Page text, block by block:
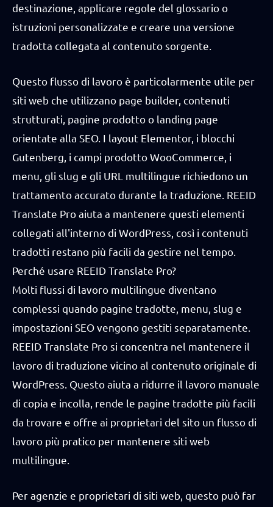
destinazione, applicare regole del glossario o
istruzioni personalizzate e creare una versione
tradotta collegata al contenuto sorgente.
Questo flusso di lavoro è particolarmente utile per
siti web che utilizzano page builder, contenuti
strutturati, pagine prodotto o landing page
orientate alla SEO. I layout Elementor, i blocchi
Gutenberg, i campi prodotto WooCommerce, i
menu, gli slug e gli URL multilingue richiedono un
trattamento accurato durante la traduzione. REEID
Translate Pro aiuta a mantenere questi elementi
collegati all'interno di WordPress, così i contenuti
tradotti restano più facili da gestire nel tempo.
Perché usare REEID Translate Pro?
Molti flussi di lavoro multilingue diventano
complessi quando pagine tradotte, menu, slug e
impostazioni SEO vengono gestiti separatamente.
REEID Translate Pro si concentra nel mantenere il
lavoro di traduzione vicino al contenuto originale di
WordPress. Questo aiuta a ridurre il lavoro manuale
di copia e incolla, rende le pagine tradotte più facili
da trovare e offre ai proprietari del sito un flusso di
lavoro più pratico per mantenere siti web
multilingue.
Per agenzie e proprietari di siti web, questo può far